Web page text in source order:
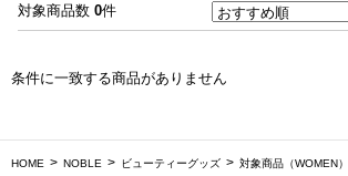
対象商品数 0件
条件に一致する商品がありません
HOME NOBLE ビューティーグッズ 対象商品（WOMEN）